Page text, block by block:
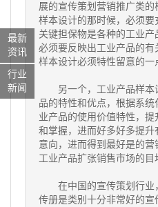
展的宣传策划营销推广类
样本设计的那时候，必须
关键担保物是各种的工业
必须要反映出工业产品的
样本设计必须特性留意的一
另一个，工业产品样本
品的特性和优点，根据系
业产品的使用价值特性，
和掌握，进而好多好多提
意向，进而得到最好是的
工业产品扩张销售市场的目
在中国的宣传策划行业
传册是类别十分非常好的
最新
资讯
行业
新闻